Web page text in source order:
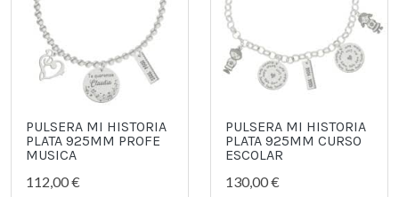
PULSERA MI HISTORIA
PLATA 925MM PROFE
MUSICA
112,00 €
PULSERA MI HISTORIA
PLATA 925MM CURSO
ESCOLAR
130,00 €